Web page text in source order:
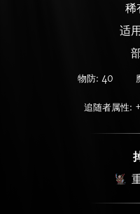
稀
适
物防: 40
追随者属性: